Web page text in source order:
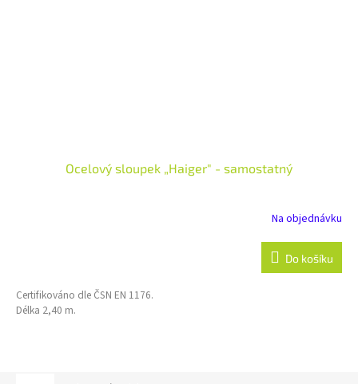
Ocelový sloupek „Haiger" - samostatný
Na objednávku
Do košíku
Certifikováno dle ČSN EN 1176.
Délka 2,40 m.